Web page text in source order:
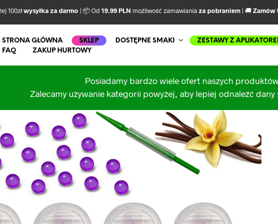
100złwysyłka za darmo | 📦 Od 19.99 PLN możliwość zamawiania za pobraniem | 🚚Zamów
STRONA GŁÓWNA SKLEP DOSTĘPNE SMAKI ZESTAWY Z
FAQ
ZAKUP HURTOWY
Posiadamy bardzo wiele ofert naszych
Zalecamy używanie kategorii powyżej, aby lepiej odnaleźć